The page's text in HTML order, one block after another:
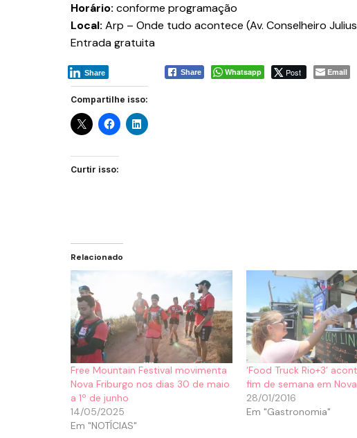
Horário: conforme programação
Local: Arp – Onde tudo acontece (Av. Conselheiro
Entrada gratuita
Share Whatsapp Post Email
Share
Compartilhe isso:
Curtir isso:
Relacionado
Free Mountain Festival movimenta
Nova Friburgo nos dias 30 de maio
a 1º de junho
14/05/2025
Em "NOTÍCIAS"
‘Food Truck Rio+3’
fim de semana em
28/01/2016
Em "Gastronomia"